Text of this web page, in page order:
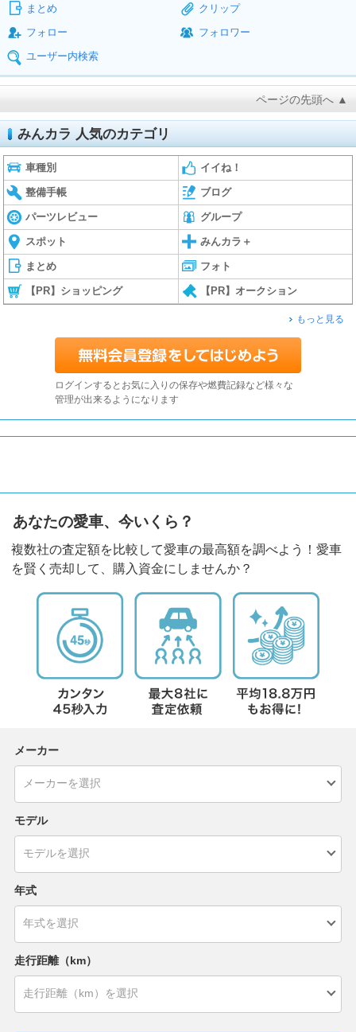
まとめ
クリップ
フォロー
フォロワー
ユーザー内検索
ページの先頭へ ▲
みんカラ 人気のカテゴリ
車種別 イイね！
整備手帳 ブログ
パーツレビュー グループ
スポット みんカラ＋
まとめ フォト
【PR】ショッピング 【PR】オークション
もっと見る
ログインするとお気に入りの保存や燃費記録など様々な
管理が出来るようになります
あなたの愛車、今いくら？
複数社の査定額を比較して愛車の最高額を調べよう！愛車
を賢く売却して、購入資金にしませんか？
メーカー
モデル
年式
走行距離（km）